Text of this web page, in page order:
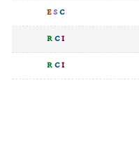
ESC
RCI
RCI